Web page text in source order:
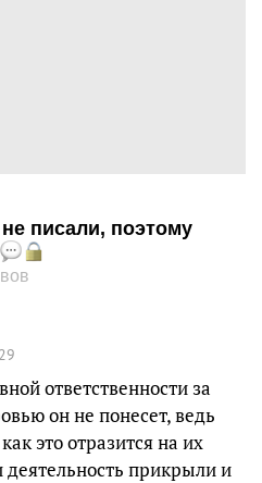
писали, поэтому
ответственности за
он не понесет, ведь
это отразится на их
деятельность прикрыли и